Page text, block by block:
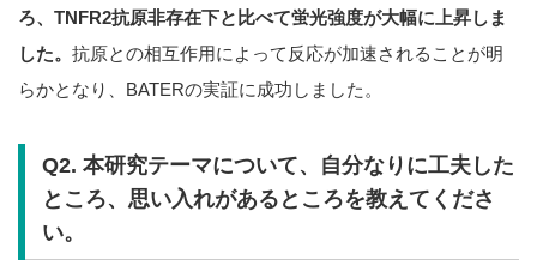
ろ、TNFR2抗原非存在下と比べて蛍光強度が大幅に上昇しま
した。 抗原との相互作用によって反応が加速されることが明
らかとなり、BATERの実証に成功しました。
Q2. 本研究テーマについて、自分なりに工夫した
ところ、思い入れがあるところを教えてくださ
い。